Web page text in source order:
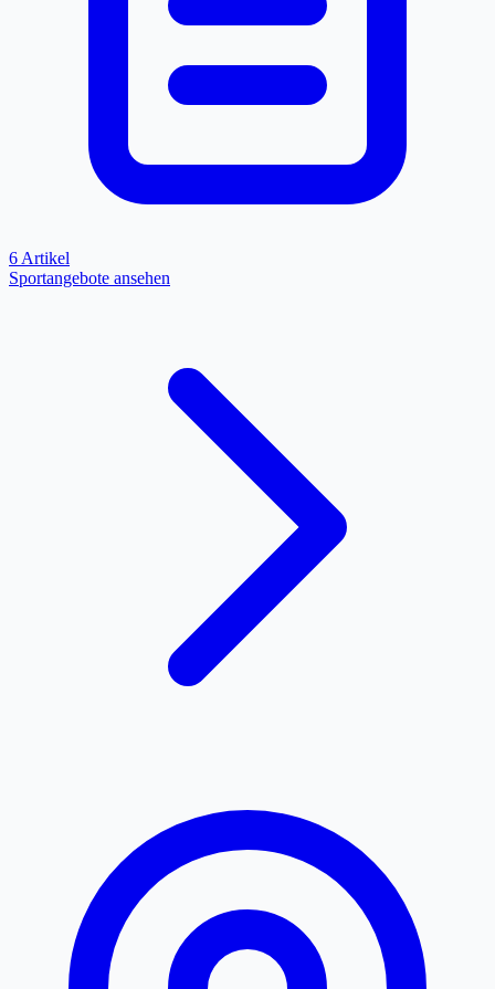
6 Artikel
Sportangebote ansehen